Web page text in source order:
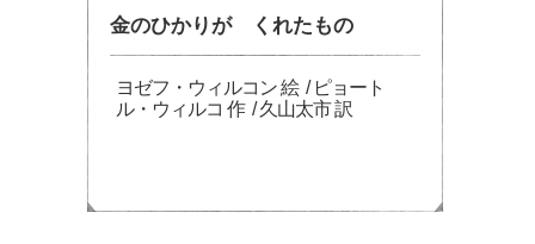
金のひかりが くれたもの
ヨゼフ・ウィルコン 絵 / ピョート
ル・ウィルコ 作 / 久山太市 訳